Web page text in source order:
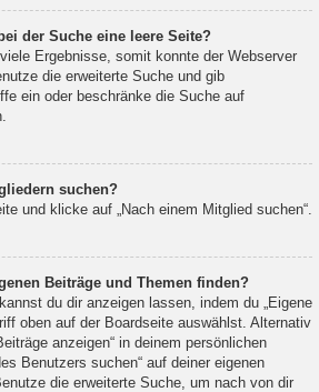
der Suche eine leere Seite?
Ergebnisse, somit konnte der Webserver
die erweiterte Suche und gib
ein oder beschränke die Suche auf
suchen?
und klicke auf „Nach einem Mitglied suchen“.
Beiträge und Themen finden?
du dir anzeigen lassen, indem du „Eigene
oben auf der Boardseite auswählst. Alternativ
anzeigen“ in deinem persönlichen
Benutzers suchen“ auf deiner eigenen
die erweiterte Suche, um nach von dir